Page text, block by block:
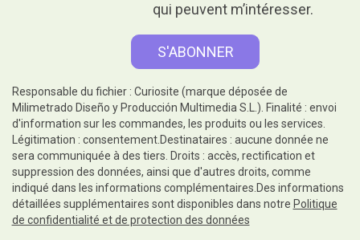
qui peuvent m’intéresser.
Responsable du fichier : Curiosite (marque déposée de
Milimetrado Diseño y Producción Multimedia S.L.). Finalité : envoi
d'information sur les commandes, les produits ou les services.
Légitimation : consentement.Destinataires : aucune donnée ne
sera communiquée à des tiers. Droits : accès, rectification et
suppression des données, ainsi que d'autres droits, comme
indiqué dans les informations complémentaires.Des informations
détaillées supplémentaires sont disponibles dans notre Politique
de confidentialité et de protection des données